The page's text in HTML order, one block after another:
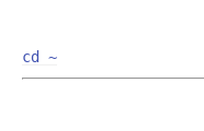
cd ~